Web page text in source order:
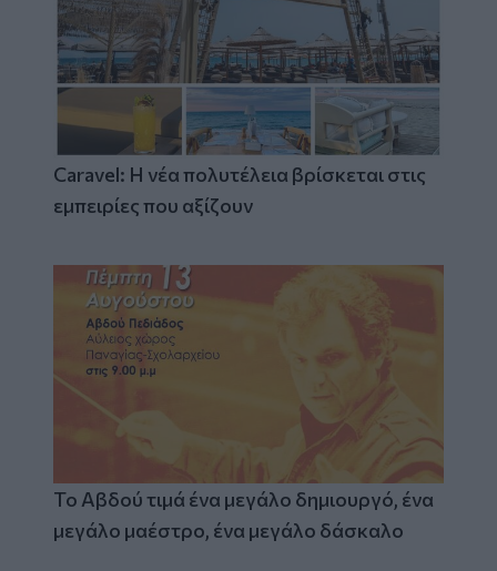
Caravel: Η νέα πολυτέλεια βρίσκεται στις
εμπειρίες που αξίζουν
Το Αβδού τιμά ένα μεγάλο δημιουργό, ένα
μεγάλο μαέστρο, ένα μεγάλο δάσκαλο